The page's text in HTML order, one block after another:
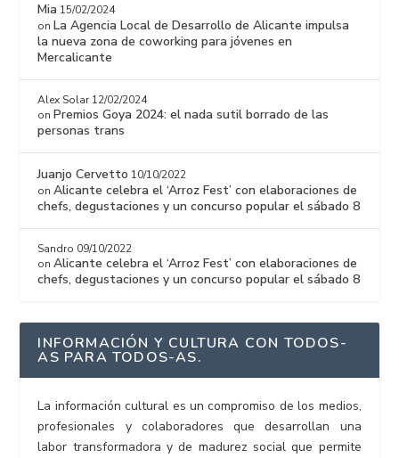
Mia 15/02/2024
onLa Agencia Local de Desarrollo de Alicante impulsa
la nueva zona de coworking para jóvenes en
Mercalicante
Alex Solar 12/02/2024
onPremios Goya 2024: el nada sutil borrado de las
personas trans
Juanjo Cervetto 10/10/2022
onAlicante celebra el ‘Arroz Fest’ con elaboraciones de
chefs, degustaciones y un concurso popular el sábado 8
Sandro 09/10/2022
onAlicante celebra el ‘Arroz Fest’ con elaboraciones de
chefs, degustaciones y un concurso popular el sábado 8
INFORMACIÓN Y CULTURA CON TODOS-
AS PARA TODOS-AS.
La información cultural es un compromiso de los medios,
profesionales y colaboradores que desarrollan una
labor transformadora y de madurez social que permite